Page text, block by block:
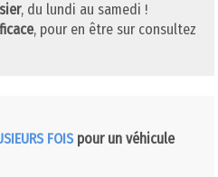
, du lundi au samedi !
, pour en être sur consultez
FOIS pour un véhicule